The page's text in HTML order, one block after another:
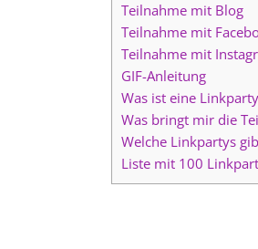
Teilnahme mit Blog
Teilnahme mit
Teilnahme mit
GIF-Anleitung
Was ist eine
Was bringt mir die
Welche Linkpartys
Liste mit 100